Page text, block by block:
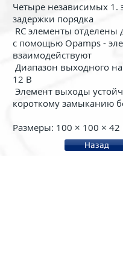
Четыре независимых 1.
задержки порядка
RC элементы отделены
с помощью Opamps -
взаимодействуют
Диапазон выходного
12 В
Элемент выходы
короткому замыканию
Размеры: 100 × 100 ×
Назад